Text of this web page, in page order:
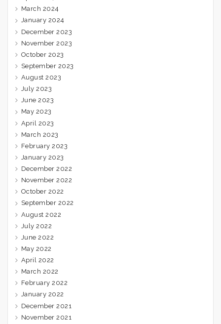
March 2024
January 2024
December 2023
November 2023
October 2023
September 2023
August 2023
July 2023
June 2023
May 2023
April 2023
March 2023
February 2023
January 2023
December 2022
November 2022
October 2022
September 2022
August 2022
July 2022
June 2022
May 2022
April 2022
March 2022
February 2022
January 2022
December 2021
November 2021